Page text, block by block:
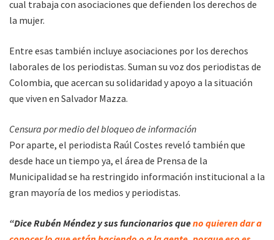
cual trabaja con asociaciones que defienden los derechos de
la mujer.
Entre esas también incluye asociaciones por los derechos
laborales de los periodistas. Suman su voz dos periodistas de
Colombia, que acercan su solidaridad y apoyo a la situación
que viven en Salvador Mazza.
Censura por medio del bloqueo de información
Por aparte, el periodista Raúl Costes reveló también que
desde hace un tiempo ya, el área de Prensa de la
Municipalidad se ha restringido información institucional a la
gran mayoría de los medios y periodistas.
“Dice Rubén Méndez y sus funcionarios queno quieren dar a